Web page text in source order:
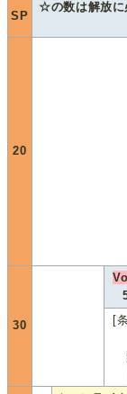
SP
☆の数は解放に
20
30
[